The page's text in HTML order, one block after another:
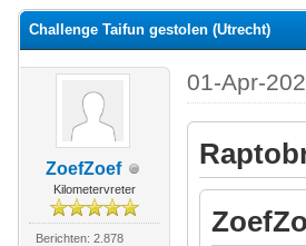
Challenge Taifun gestolen (Utrecht)
ZoefZoef
Kilometervreter
Berichten: 2.878
01-Apr-